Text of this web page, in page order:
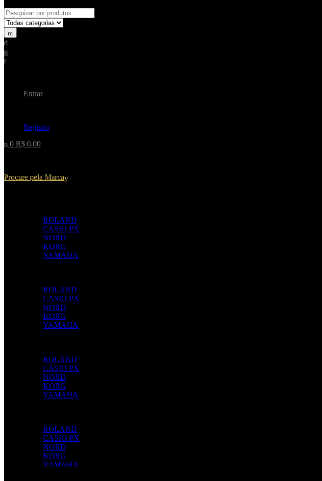
Procurar
por:
Entrar
Registro
0 R$ 0,00
Procure pela Marca
ROLAND
CASIO PX
NORD
KORG
YAMAHA
ROLAND
CASIO PX
NORD
KORG
YAMAHA
ROLAND
CASIO PX
NORD
KORG
YAMAHA
ROLAND
CASIO PX
NORD
KORG
YAMAHA